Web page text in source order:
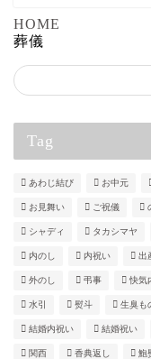
HOME
葬儀
Tag
あわじ結び お中元
お見舞い ご祝儀
シャディ タカシマヤ
内のし 内祝い 出
外のし 弔事 快気
水引 熨斗 生臭も
結婚内祝い 結婚祝い
関西 香典返し 鮑